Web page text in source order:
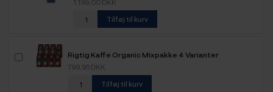
Tilføj til kurv
Rigtig Kaffe Organic Mixpakke 4 Varianter
799,95 DKK
Tilføj til kurv